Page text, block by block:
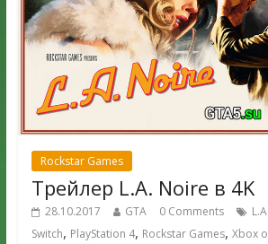
Rockstar Games
Трейлер L.A. Noire в 4K
28.10.2017 GTA 0 Comments
Switch, PlayStation 4, Rockstar Games, Xbox